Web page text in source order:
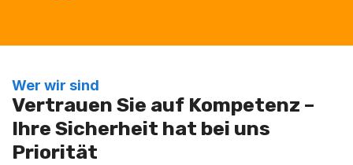
Wer wir sind
Vertrauen Sie auf Kompetenz –
Ihre Sicherheit hat bei uns
Priorität